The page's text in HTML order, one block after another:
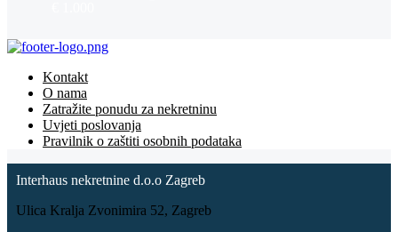
Kontakt
O nama
Zatražite ponudu za nekretninu
Uvjeti poslovanja
Pravilnik o zaštiti osobnih podataka
Interhaus nekretnine d.o.o Zagreb
Ulica Kralja Zvonimira 52, Zagreb